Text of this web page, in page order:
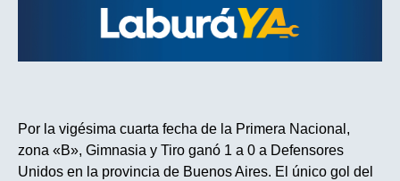
Por la vigésima cuarta fecha de la Primera Nacional,
zona «B», Gimnasia y Tiro ganó 1 a 0 a Defensores
Unidos en la provincia de Buenos Aires. El único gol del